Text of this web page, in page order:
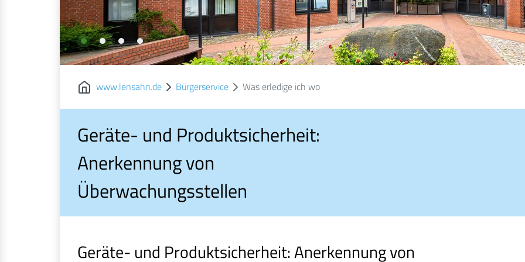
www.lensahn.de Bürgerservice Was erledige ich wo
Geräte- und Produktsicherheit:
Anerkennung von
Überwachungsstellen
Geräte- und Produktsicherheit: Anerkennung von